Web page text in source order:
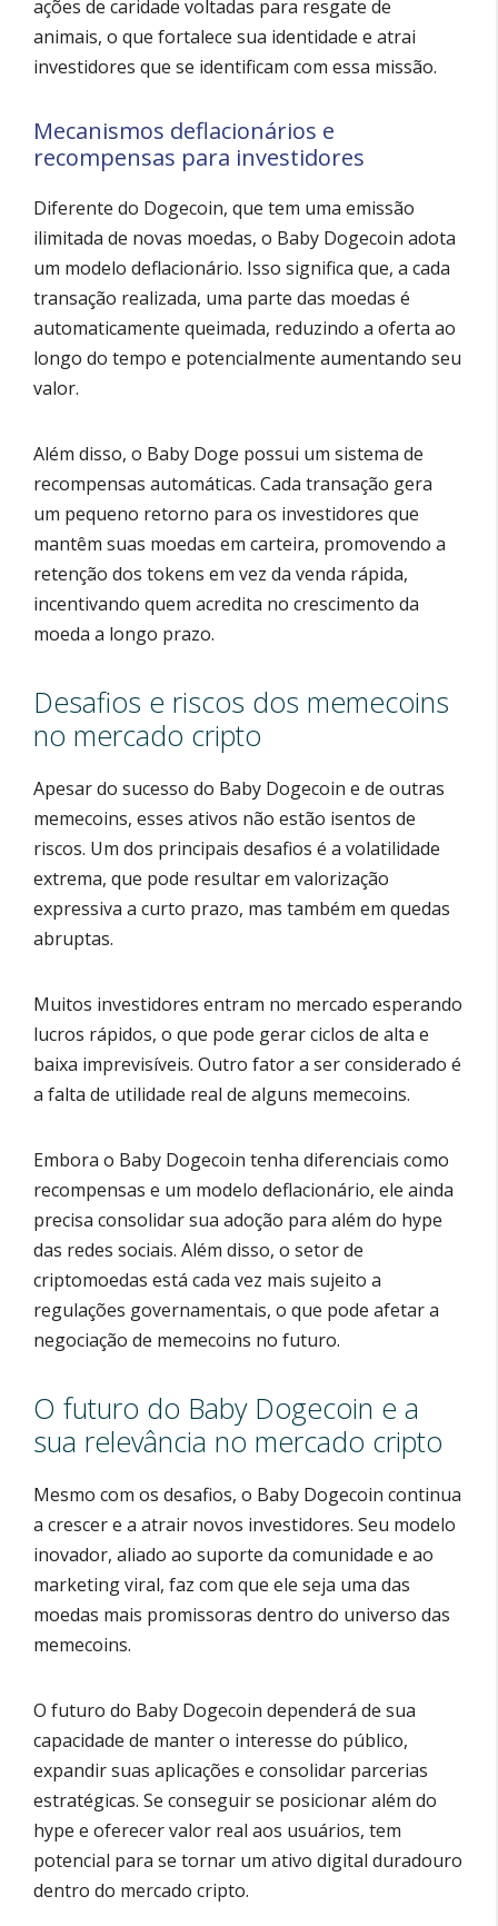
ações de caridade voltadas para resgate de
animais, o que fortalece sua identidade e atrai
investidores que se identificam com essa missão.
Mecanismos deflacionários e
recompensas para investidores
Diferente do Dogecoin, que tem uma emissão
ilimitada de novas moedas, o Baby Dogecoin adota
um modelo deflacionário. Isso significa que, a cada
transação realizada, uma parte das moedas é
automaticamente queimada, reduzindo a oferta ao
longo do tempo e potencialmente aumentando seu
valor.
Além disso, o Baby Doge possui um sistema de
recompensas automáticas. Cada transação gera
um pequeno retorno para os investidores que
mantêm suas moedas em carteira, promovendo a
retenção dos tokens em vez da venda rápida,
incentivando quem acredita no crescimento da
moeda a longo prazo.
Desafios e riscos dos memecoins
no mercado cripto
Apesar do sucesso do Baby Dogecoin e de outras
memecoins, esses ativos não estão isentos de
riscos. Um dos principais desafios é a volatilidade
extrema, que pode resultar em valorização
expressiva a curto prazo, mas também em quedas
abruptas.
Muitos investidores entram no mercado esperando
lucros rápidos, o que pode gerar ciclos de alta e
baixa imprevisíveis. Outro fator a ser considerado é
a falta de utilidade real de alguns memecoins.
Embora o Baby Dogecoin tenha diferenciais como
recompensas e um modelo deflacionário, ele ainda
precisa consolidar sua adoção para além do hype
das redes sociais. Além disso, o setor de
criptomoedas está cada vez mais sujeito a
regulações governamentais, o que pode afetar a
negociação de memecoins no futuro.
O futuro do Baby Dogecoin e a
sua relevância no mercado cripto
Mesmo com os desafios, o Baby Dogecoin continua
a crescer e a atrair novos investidores. Seu modelo
inovador, aliado ao suporte da comunidade e ao
marketing viral, faz com que ele seja uma das
moedas mais promissoras dentro do universo das
memecoins.
O futuro do Baby Dogecoin dependerá de sua
capacidade de manter o interesse do público,
expandir suas aplicações e consolidar parcerias
estratégicas. Se conseguir se posicionar além do
hype e oferecer valor real aos usuários, tem
potencial para se tornar um ativo digital duradouro
dentro do mercado cripto.